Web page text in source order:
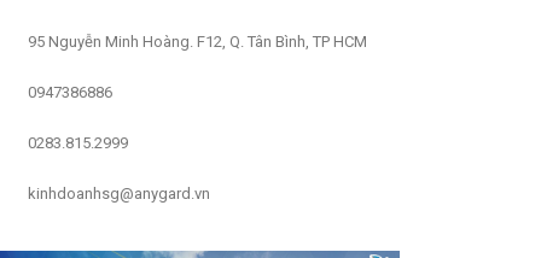
95 Nguyễn Minh Hoàng. F12, Q. Tân Bình, TP HCM
0947386886
0283.815.2999
kinhdoanhsg@anygard.vn